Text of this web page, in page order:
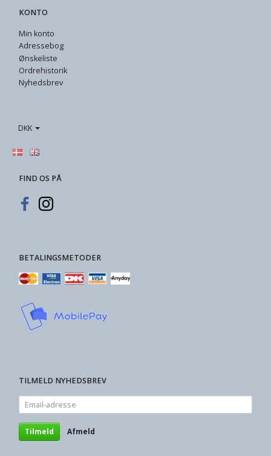
KONTO
Min konto
Adressebog
Ønskeliste
Ordrehistorik
Nyhedsbrev
DKK
FIND OS PÅ
BETALINGSMETODER
TILMELD NYHEDSBREV
Email-
adresse
Tilmeld Afmeld